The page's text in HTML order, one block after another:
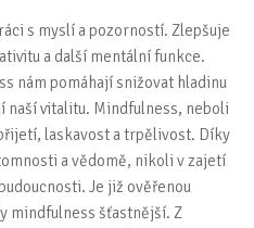
s myslí a pozorností. Zlepšuje
a další mentální funkce.
nám pomáhají snižovat hladinu
naší vitalitu. Mindfulness, neboli
laskavost a trpělivost. Díky
a vědomě, nikoli v zajetí
Je již ověřenou
mindfulness šťastnější. Z